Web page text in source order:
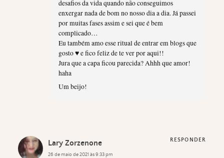
desafios da vida quando não conseguimos
enxergar nada de bom no nosso dia a dia. Já passei
por muitas fases assim e sei que é bem
complicado…
Eu também amo esse ritual de entrar em blogs que
gosto ♥ e fico feliz de te ver por aqui!!
Jura que a capa ficou parecida? Ahhh que amor!
haha
Um beijo!
Lary Zorzenone
26 de maio de 2021 às 9:33 pm
RESPONDER